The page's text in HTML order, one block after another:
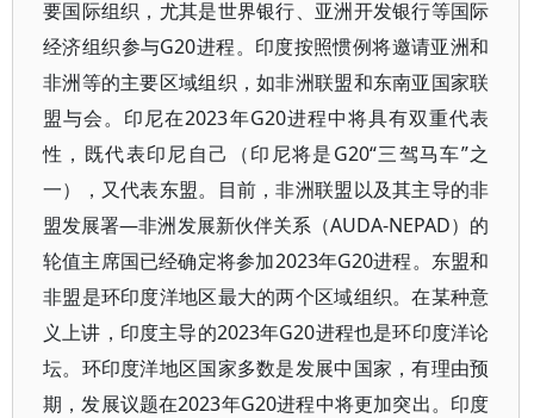
要国际组织，尤其是世界银行、亚洲开发银行等国际
经济组织参与G20进程。印度按照惯例将邀请亚洲和
非洲等的主要区域组织，如非洲联盟和东南亚国家联
盟与会。印尼在2023年G20进程中将具有双重代表
性，既代表印尼自己（印尼将是G20“三驾马车”之
一），又代表东盟。目前，非洲联盟以及其主导的非
盟发展署—非洲发展新伙伴关系（AUDA-NEPAD）的
轮值主席国已经确定将参加2023年G20进程。东盟和
非盟是环印度洋地区最大的两个区域组织。在某种意
义上讲，印度主导的2023年G20进程也是环印度洋论
坛。环印度洋地区国家多数是发展中国家，有理由预
期，发展议题在2023年G20进程中将更加突出。印度